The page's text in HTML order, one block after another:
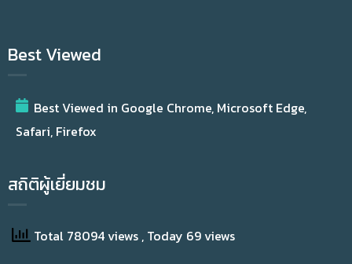
Best Viewed
Best Viewed in Google Chrome, Microsoft Edge,
Safari, Firefox
สถิติผู้เยี่ยมชม
Total 78094 views , Today 69 views